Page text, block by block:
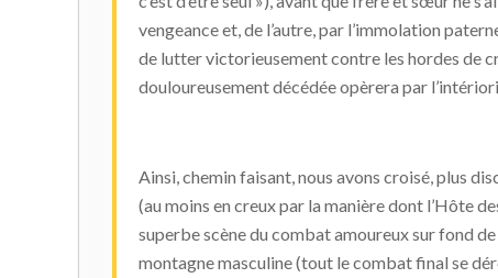
vengeance et, de l’autre, par l’immolation
de lutter victorieusement contre les hordes de
douloureusement décédée opèrera par
Ainsi, chemin faisant, nous avons croisé, plus
(au moins en creux par la manière dont l’Hôte
superbe scène du combat amoureux sur fond
montagne masculine (tout le combat final se